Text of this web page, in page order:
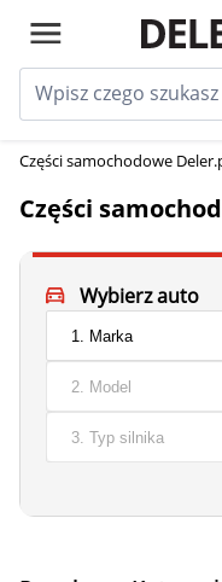
Części samochodowe
Części
Wybierz auto